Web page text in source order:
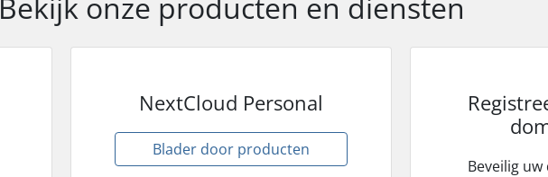
NextCloud Personal
Blader door producten
Beveilig